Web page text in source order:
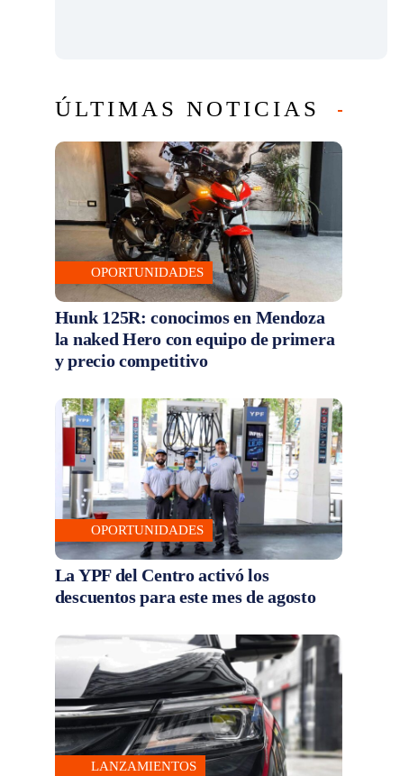
ÚLTIMAS NOTICIAS
OPORTUNIDADES
Hunk 125R: conocimos en Mendoza
la naked Hero con equipo de primera
y precio competitivo
OPORTUNIDADES
La YPF del Centro activó los
descuentos para este mes de agosto
LANZAMIENTOS